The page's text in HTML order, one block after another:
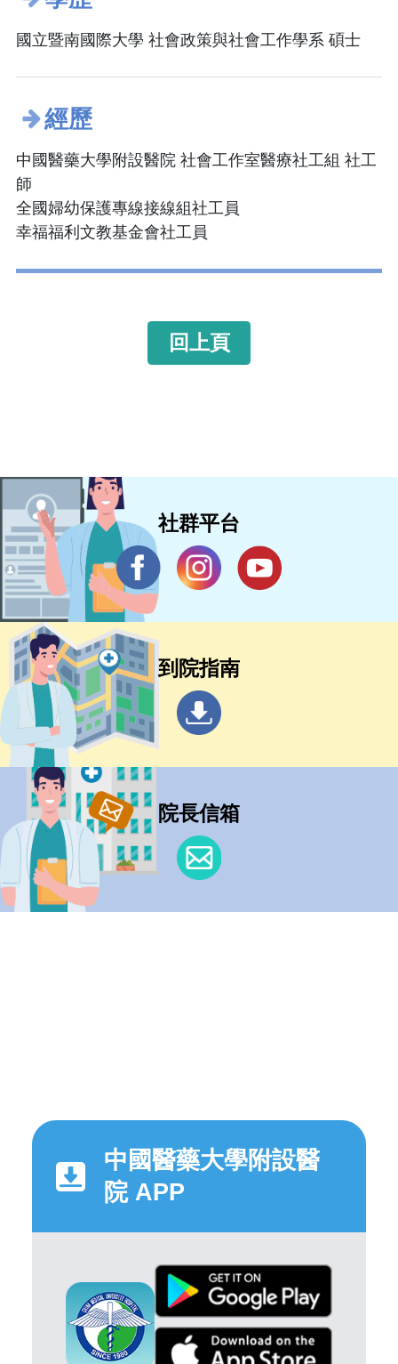
國立暨南國際大學 社會政策與社會工作學系 碩士
經歷
中國醫藥大學附設醫院 社會工作室醫療社工組 社工
師
全國婦幼保護專線接線組社工員
幸福福利文教基金會社工員
回上頁
社群平台
到院指南
院長信箱
中國醫藥大學附設醫
院 APP